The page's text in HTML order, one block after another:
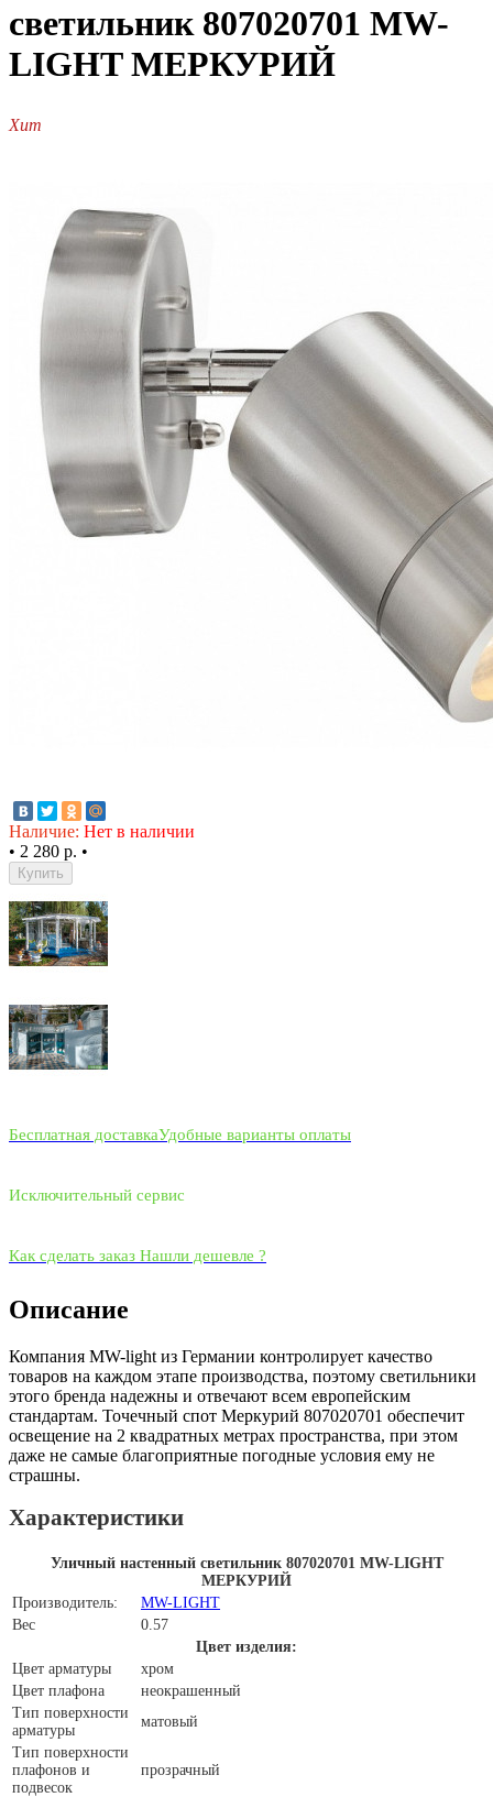
светильник 807020701 MW-
LIGHT МЕРКУРИЙ
Хит
Наличие: Нет в наличии
• 2 280 р. •
Купить
Бесплатная доставкаУдобные варианты оплаты
Исключительный сервис
Как сделать заказ Нашли дешевле ?
Описание
Компания MW-light из Германии контролирует качество
товаров на каждом этапе производства, поэтому светильники
этого бренда надежны и отвечают всем европейским
стандартам. Точечный спот Меркурий 807020701 обеспечит
освещение на 2 квадратных метрах пространства, при этом
даже не самые благоприятные погодные условия ему не
страшны.
Характеристики
Уличный настенный светильник 807020701 MW-LIGHT
МЕРКУРИЙ
Производитель:
MW-LIGHT
Вес
0.57
Цвет изделия:
Цвет арматуры
хром
Цвет плафона
неокрашенный
Тип поверхности
арматуры
матовый
Тип поверхности
плафонов и
подвесок
прозрачный